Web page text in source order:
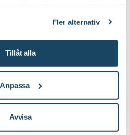
Fler alternativ
Tillåt alla
Anpassa
Avvisa
Krukväxtnäring för gröna
växter
Blomsterlandet
59 90
Välj butik